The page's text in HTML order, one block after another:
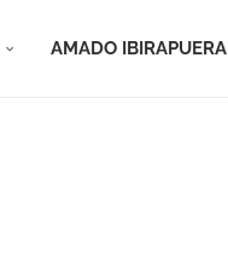
AMADO IBIRAPUERA